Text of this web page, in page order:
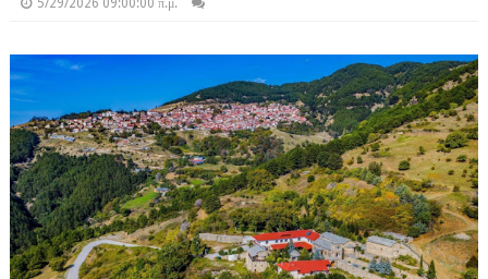
5/29/2026 09:00:00 π.μ.